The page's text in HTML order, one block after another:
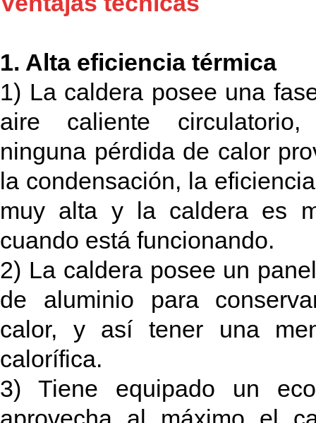
1. Alta eficiencia térmica
1) La caldera posee una
aire caliente
ninguna pérdida de calor
la condensación, la
muy alta y la caldera es
cuando está funcionando.
2) La caldera posee un
de aluminio para
calor, y así tener una
calorífica.
3) Tiene equipado un